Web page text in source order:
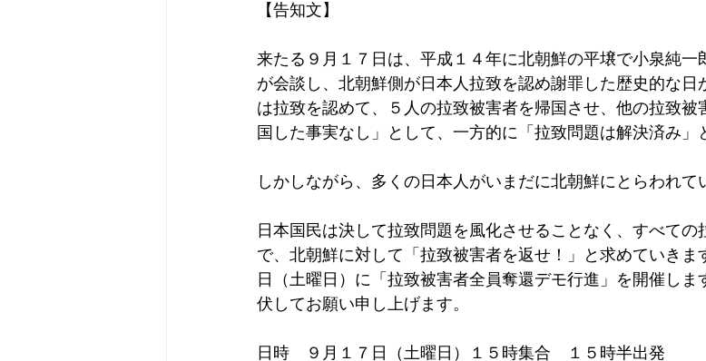
【告知文】
来たる９月１７日は、平成１４年に北朝鮮の平壌で小泉純一
が会談し、北朝鮮側が日本人拉致を認め謝罪した歴史的な
は拉致を認めて、５人の拉致被害者を帰国させ、他の拉致被
国した事実なし」として、一方的に「拉致問題は解決済み」
しかしながら、多くの日本人がいまだに北朝鮮にとらわれて
日本国民は決して拉致問題を風化させることなく、すべての
で、北朝鮮に対して「拉致被害者を返せ！」と求めていきま
日（土曜日）に「拉致被害者全員奪還デモ行進」を開催しま
伏してお願い申し上げます。
日時　９月１７日（土曜日）１５時集合　１５時半出発